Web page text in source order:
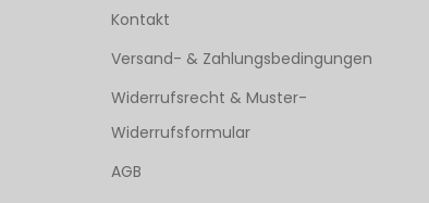
Kontakt
Versand- & Zahlungsbedingungen
Widerrufsrecht & Muster-
Widerrufsformular
AGB